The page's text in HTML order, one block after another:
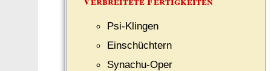
Psi-Klingen
Einschüchtern
Synachu-Oper